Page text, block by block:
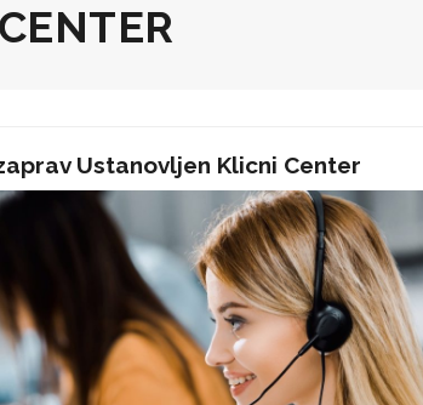
Ustanovljen Klicni Center